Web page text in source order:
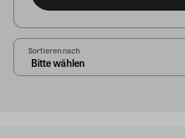
Sortieren nach